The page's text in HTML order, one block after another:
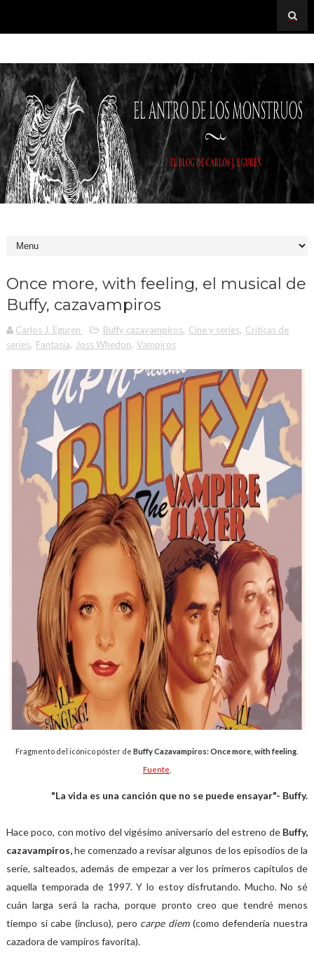
Once more, with feeling, el musical de
Buffy, cazavampiros
Carlos J. Eguren Buffy cazavampiros, Cine y series, Críticas de
series, Fantasía, Joss Whedon, Vampiros
Fragmento del icónico póster deBuffy Cazavampiros: Once more, with feeling
Fuente
"La vida es una canción que no se puede ensayar"- Buffy.
Hace poco, con motivo del vigésimo aniversario del estreno de Buffy,
cazavampiros,he comenzado a revisar algunos de los episodios de la
serie, salteados, además de empezar a ver los primeros capítulos de
aquella temporada de 1997. Y lo estoy disfrutando. Mucho. No sé
cuán larga será la racha, porque pronto creo que tendré menos
tiempo si cabe (incluso), pero carpe diem(como defendería nuestra
cazadora de vampiros favorita).